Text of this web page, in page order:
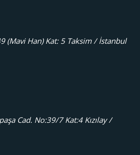
(Mavi Han) Kat: 5 Taksim / İstanbul
Cad. No:39/7 Kat:4 Kızılay /